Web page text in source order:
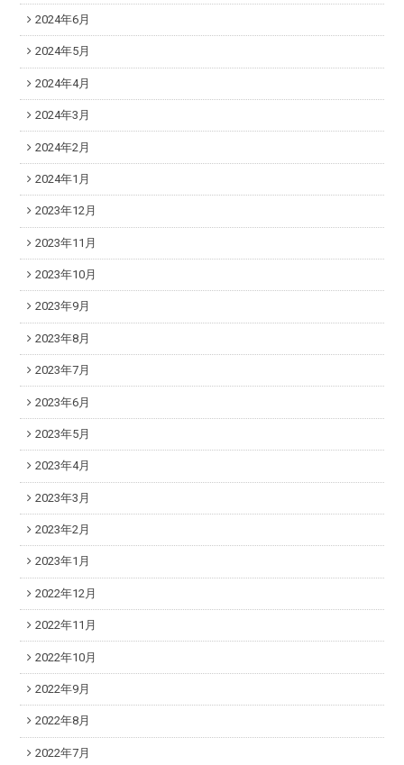
2024年6月
2024年5月
2024年4月
2024年3月
2024年2月
2024年1月
2023年12月
2023年11月
2023年10月
2023年9月
2023年8月
2023年7月
2023年6月
2023年5月
2023年4月
2023年3月
2023年2月
2023年1月
2022年12月
2022年11月
2022年10月
2022年9月
2022年8月
2022年7月